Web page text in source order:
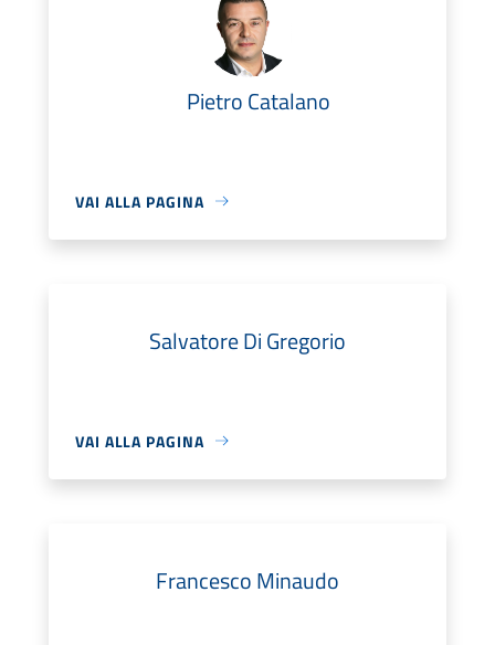
Pietro Catalano
VAI ALLA PAGINA
Salvatore Di Gregorio
VAI ALLA PAGINA
Francesco Minaudo